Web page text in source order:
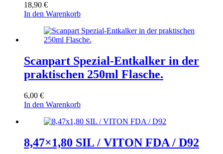
18,90 €
In den Warenkorb
Scanpart Spezial-Entkalker in der
praktischen 250ml Flasche.
6,00 €
In den Warenkorb
8,47×1,80 SIL / VITON FDA / D92